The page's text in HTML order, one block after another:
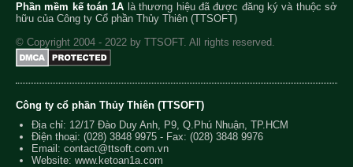
Phần mềm kế toán 1A là thương hiệu đã được đăng ký và thuộc sở
hữu của Công ty Cổ phần Thủy Thiên (TTSOFT)
© Copyright 2004 - 2022 by TTSOFT. All rights reserved.
Công ty cổ phần Thủy Thiên (TTSOFT)
Địa chỉ: 12/17 Đào Duy Anh, P9, Q.Phú Nhuận, TP.HCM
Điện thoại: (028) 3848 9975 - Fax: (028) 3848 9976
Email: contact@ttsoft.com.vn
Website: www.ketoan1a.com